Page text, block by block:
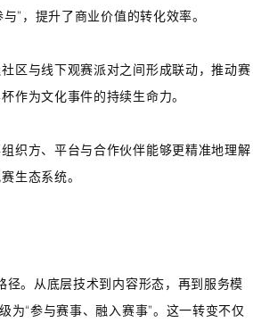
”，提升了商业价值的转化效率。
区与线下观赛派对之间形成联动，推动赛
作为文化事件的持续生命力。
织方、平台与合作伙伴能够更精准地理解
生态系统。
。从底层技术到内容形态，再到服务模
为“参与赛事、融入赛事”。这一转变不仅